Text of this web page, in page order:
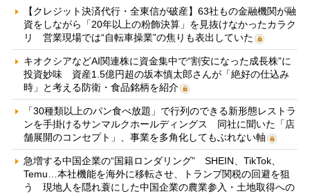
【クレジット決済代行・全東信が破産】63社もの金融機関が融
資をしながら「20年以上の粉飾決算」を見抜けなかったカラク
リ 営業現場では“自転車操業”の焦りも表出していた
キオクシアなどAI関連株に資金集中で“割安になった成長株”に
投資妙味 資産1.5億円超の坂本慎太郎さんが「絶好の仕込み
時」と考える防衛・食品銘柄を紹介
「30種類以上のパン食べ放題」で行列のできる新形態レストラ
ンを手掛けるサンマルクホールディングス 同社に聞いた「店
舗展開のコンセプト」、事業を多角化してもぶれない軸
急増する中国企業の“国籍ロンダリング” SHEIN、TikTok、
Temu…本社機能を海外に移転させ、トランプ関税の回避を狙
う 現地人を隠れ蓑にした中国企業の農業参入・土地取得への